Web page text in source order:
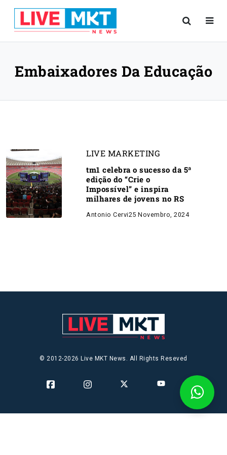
Embaixadores Da Educação
LIVE MARKETING
tm1 celebra o sucesso da 5ª
edição do “Crie o
Impossível” e inspira
milhares de jovens no RS
Antonio Cervi25 Novembro, 2024
© 2012-2026 Live MKT News. All Rights Reseved